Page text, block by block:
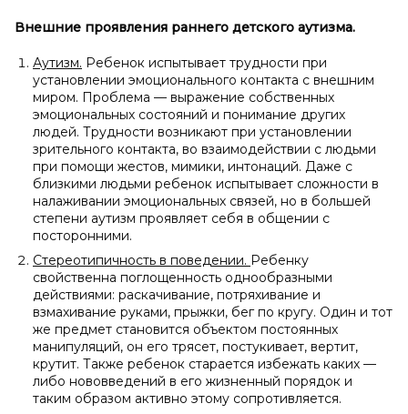
Внешние проявления раннего детского аутизма.
Аутизм. Ребенок испытывает трудности при
установлении эмоционального контакта с внешним
миром. Проблема — выражение собственных
эмоциональных состояний и понимание других
людей. Трудности возникают при установлении
зрительного контакта, во взаимодействии с людьми
при помощи жестов, мимики, интонаций. Даже с
близкими людьми ребенок испытывает сложности в
налаживании эмоциональных связей, но в большей
степени аутизм проявляет себя в общении с
посторонними.
Стереотипичность в поведении. Ребенку
свойственна поглощенность однообразными
действиями: раскачивание, потряхивание и
взмахивание руками, прыжки, бег по кругу. Один и тот
же предмет становится объектом постоянных
манипуляций, он его трясет, постукивает, вертит,
крутит. Также ребенок старается избежать каких —
либо нововведений в его жизненный порядок и
таким образом активно этому сопротивляется.